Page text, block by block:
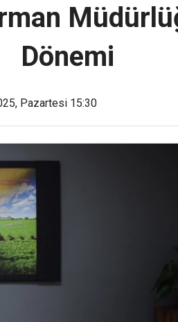
Dönemi
Pazartesi 15:30